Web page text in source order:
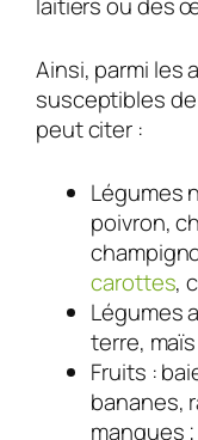
laitiers ou des
Ainsi, parmi les
susceptibles
peut citer :
Légumes
poivron,
carottes,
Légumes
terre,
Fruits :
bananes,
mangues ;